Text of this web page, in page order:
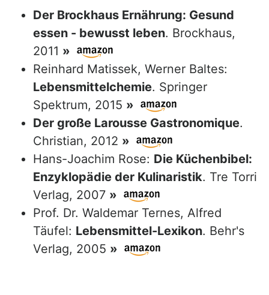
Der Brockhaus Ernährung: Gesund
essen - bewusst leben. Brockhaus,
2011 »
Reinhard Matissek, Werner Baltes:
Lebensmittelchemie. Springer
Spektrum, 2015 »
Der große Larousse Gastronomique.
Christian, 2012 »
Hans-Joachim Rose: Die Küchenbibel:
Enzyklopädie der Kulinaristik. Tre Torri
Verlag, 2007 »
Prof. Dr. Waldemar Ternes, Alfred
Täufel: Lebensmittel-Lexikon. Behr's
Verlag, 2005 »